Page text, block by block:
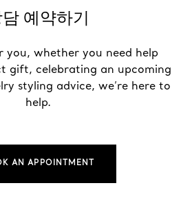
예약하기
you, whether you need help
gift, celebrating an upcoming
styling advice, we’re here to
help.
AN APPOINTMENT